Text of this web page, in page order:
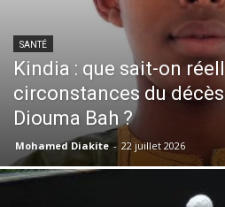
SANTÉ
Kindia : que sait-on
circonstances du
Diouma Bah ?
Mohamed Diakite - 22 juillet 2026